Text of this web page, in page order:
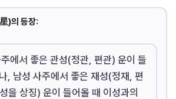
)의 등장:
에서 좋은 관성(정관, 편관) 운이 들
, 남성 사주에서 좋은 재성(정재, 편
을 상징) 운이 들어올 때 이성과의